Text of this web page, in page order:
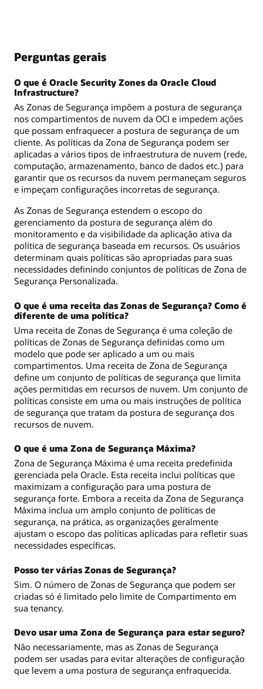
Perguntas gerais
O que é Oracle Security Zones da Oracle Cloud
Infrastructure?
As Zonas de Segurança impõem a postura de segurança
nos compartimentos de nuvem da OCI e impedem ações
que possam enfraquecer a postura de segurança de um
cliente. As políticas da Zona de Segurança podem ser
aplicadas a vários tipos de infraestrutura de nuvem (rede,
computação, armazenamento, banco de dados etc.) para
garantir que os recursos da nuvem permaneçam seguros
e impeçam configurações incorretas de segurança.
As Zonas de Segurança estendem o escopo do
gerenciamento da postura de segurança além do
monitoramento e da visibilidade da aplicação ativa da
política de segurança baseada em recursos. Os usuários
determinam quais políticas são apropriadas para suas
necessidades definindo conjuntos de políticas de Zona de
Segurança Personalizada.
O que é uma receita das Zonas de Segurança? Como é
diferente de uma política?
Uma receita de Zonas de Segurança é uma coleção de
políticas de Zonas de Segurança definidas como um
modelo que pode ser aplicado a um ou mais
compartimentos. Uma receita de Zona de Segurança
define um conjunto de políticas de segurança que limita
ações permitidas em recursos de nuvem. Um conjunto de
políticas consiste em uma ou mais instruções de política
de segurança que tratam da postura de segurança dos
recursos de nuvem.
O que é uma Zona de Segurança Máxima?
Zona de Segurança Máxima é uma receita predefinida
gerenciada pela Oracle. Esta receita inclui políticas que
maximizam a configuração para uma postura de
segurança forte. Embora a receita da Zona de Segurança
Máxima inclua um amplo conjunto de políticas de
segurança, na prática, as organizações geralmente
ajustam o escopo das políticas aplicadas para refletir suas
necessidades específicas.
Posso ter várias Zonas de Segurança?
Sim. O número de Zonas de Segurança que podem ser
criadas só é limitado pelo limite de Compartimento em
sua tenancy.
Devo usar uma Zona de Segurança para estar seguro?
Não necessariamente, mas as Zonas de Segurança
podem ser usadas para evitar alterações de configuração
que levem a uma postura de segurança enfraquecida.